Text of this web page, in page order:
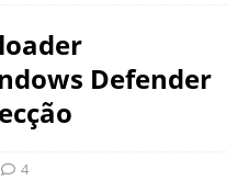
Defender
4